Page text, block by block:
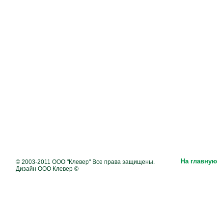
© 2003-2011 ООО "Клевер" Все права защищены.
Дизайн ООО Клевер ©
На главную